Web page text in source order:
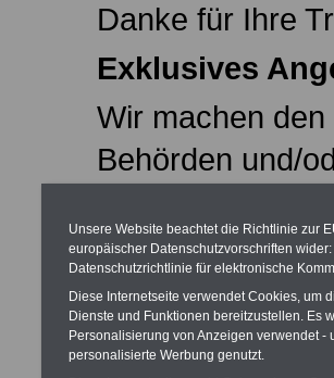
Danke für Ihre
Exklusives
Wir machen
Behörden und/
gegenüber
Unsere Website beachtet die Richtlinie zur
europäischer Datenschutzvorschriften
Datenschutzrichtlinie für elektronische
Diese Internetseite verwendet Cookies, um
Dienste und Funktionen bereitzustellen. Es
Personalisierung von Anzeigen verwendet
personalisierte Werbung genutzt.